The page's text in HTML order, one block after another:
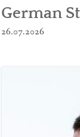
German
26.07.2026